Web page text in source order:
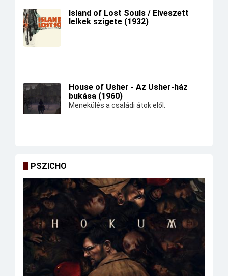
Island of Lost Souls / Elveszett
lelkek szigete (1932)
House of Usher - Az Usher-ház
bukása (1960)
Menekülés a családi átok elől.
PSZICHO